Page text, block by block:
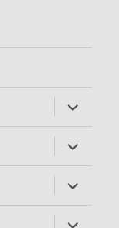
ouvrir
le
sous-
menu
ouvrir
le
sous-
menu
ouvrir
le
sous-
menu
ouvrir